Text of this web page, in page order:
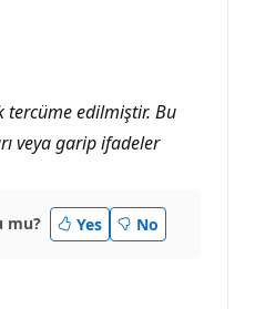
tercüme edilmiştir. Bu
veya garip ifadeler
mu? Yes No